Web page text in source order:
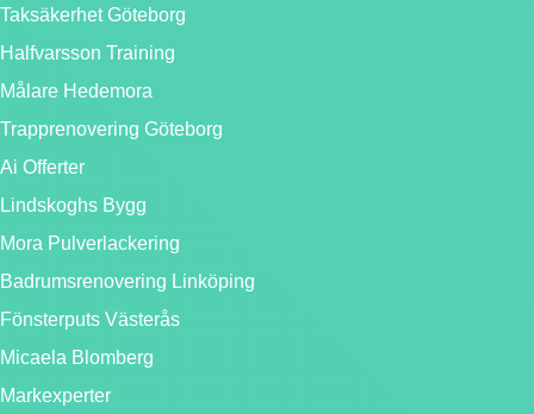
Taksäkerhet Göteborg
Halfvarsson Training
Målare Hedemora
Trapprenovering Göteborg
Ai Offerter
Lindskoghs Bygg
Mora Pulverlackering
Badrumsrenovering Linköping
Fönsterputs Västerås
Micaela Blomberg
Markexperter